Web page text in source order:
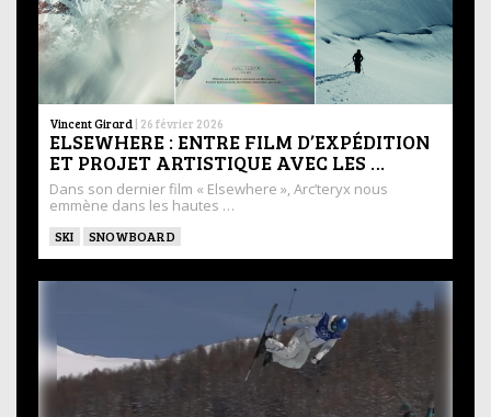
Vincent Girard | 26 février 2026
ELSEWHERE : ENTRE FILM D’EXPÉDITION
ET PROJET ARTISTIQUE AVEC LES …
Dans son dernier film « Elsewhere », Arc’teryx nous
emmène dans les hautes …
SKI SNOWBOARD